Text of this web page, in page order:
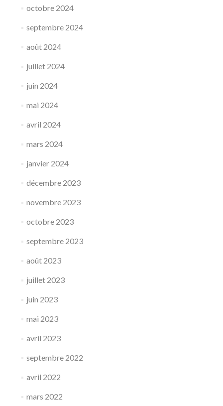
octobre 2024
septembre 2024
août 2024
juillet 2024
juin 2024
mai 2024
avril 2024
mars 2024
janvier 2024
décembre 2023
novembre 2023
octobre 2023
septembre 2023
août 2023
juillet 2023
juin 2023
mai 2023
avril 2023
septembre 2022
avril 2022
mars 2022